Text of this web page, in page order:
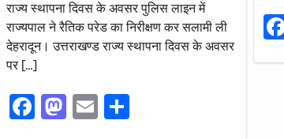
राज्य स्थापना दिवस के अवसर पुलिस लाइन में
राज्यपाल ने रैतिक परेड का निरीक्षण कर सलामी ली
देहरादून। उत्तराखण्ड राज्य स्थापना दिवस के अवसर
पर […]
Facebook
Mastodon
Email